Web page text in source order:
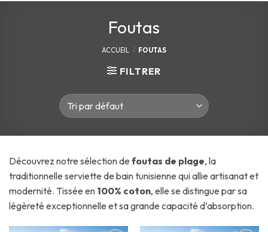
Foutas
ACCUEIL / FOUTAS
FILTRER
Découvrez notre sélection de foutas de plage, la
traditionnelle serviette de bain tunisienne qui allie artisanat et
modernité. Tissée en 100% coton, elle se distingue par sa
légèreté exceptionnelle et sa grande capacité d’absorption.